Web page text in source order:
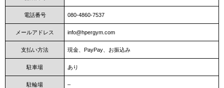
電話番号 080-4860-7537
メールアドレス info@hpergym.com
支払い方法 現金、PayPay、お振込み
駐車場 あり
駐輪場 –